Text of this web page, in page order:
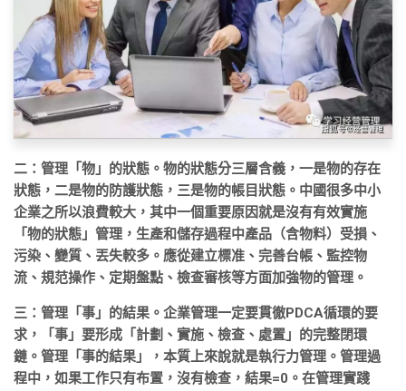
二：管理「物」的狀態。物的狀態分三層含義，一是物的存在
狀態，二是物的防護狀態，三是物的帳目狀態。中國很多中小
企業之所以浪費較大，其中一個重要原因就是沒有有效實施
「物的狀態」管理，生產和儲存過程中產品（含物料）受損、
污染、變質、丟失較多。應從建立標准、完善台帳、監控物
流、規范操作、定期盤點、檢查審核等方面加強物的管理。
三：管理「事」的結果。企業管理一定要貫徹PDCA循環的要
求，「事」要形成「計劃、實施、檢查、處置」的完整閉環
鏈。管理「事的結果」，本質上來說就是執行力管理。管理過
程中，如果工作只有布置，沒有檢查，結果=0。在管理實踐